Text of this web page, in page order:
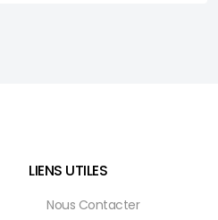
LIENS UTILES
Nous Contacter